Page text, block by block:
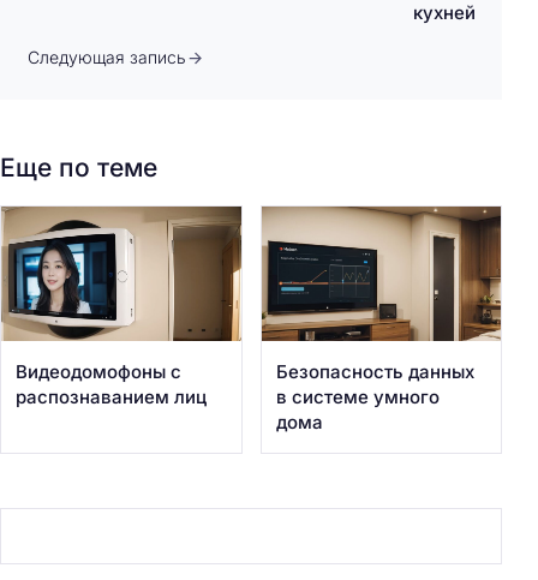
кухней
Следующая запись
Еще по теме
Видеодомофоны с
распознаванием лиц
Безопасность данных
в системе умного
дома